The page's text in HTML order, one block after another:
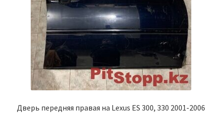
Дверь передняя правая на Lexus ES 300, 330 2001-2006